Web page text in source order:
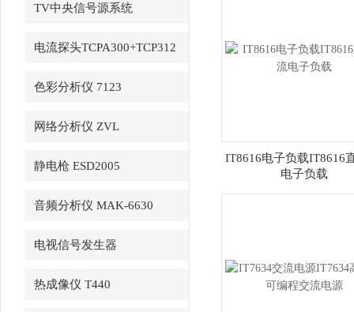
TV中央信号源系统
电流探头TCPA300+TCP312
色彩分析仪 7123
网络分析仪 ZVL
静电枪 ESD2005
音频分析仪 MAK-6630
电视信号发生器
热成像仪 T440
IT8616电子负载IT8616
电子负载